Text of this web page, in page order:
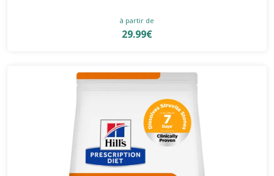
à partir de
29.99€